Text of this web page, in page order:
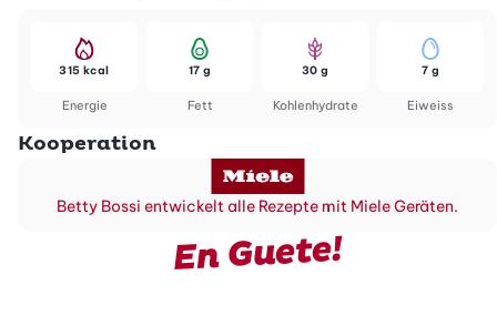
Energie
315 kcal
Fett
17 g
Kohlenhydrate
30 g
Eiweiss
7 g
Kooperation
Betty Bossi entwickelt alle Rezepte mit Miele Geräten.
En Guete!